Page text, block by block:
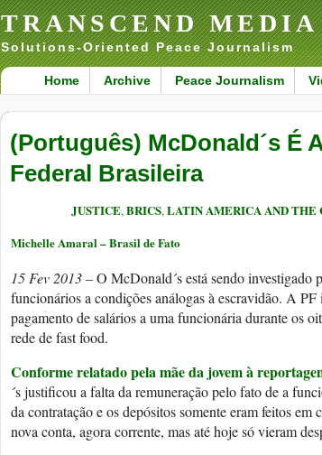
TRANSCEND
Solutions-Oriented Peace Journalism
Home Archive Peace Journalism
(Português) McDonald´s É
Federal Brasileira
JUSTICE,BRICS,LATIN AMERICA AND THE
Michelle Amaral – Brasil de Fato
15 Fev 2013 –O McDonald´s está sendo investigado
funcionários a condições análogas à escravidão. A
pagamento de salários a uma funcionária durante os
rede de fast food.
Conforme relatado pela mãe da jovem à
´s justificou a falta da remuneração pelo fato de a
da contratação e os depósitos somente eram feitos
nova conta, agora corrente, mas até hoje só vieram